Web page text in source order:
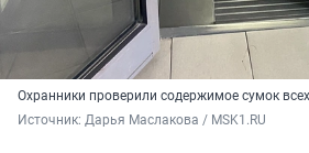
Охранники проверили содержимое сумок
Источник: Дарья Маслакова / MSK1.RU